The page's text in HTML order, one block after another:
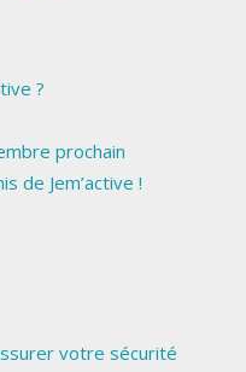
?
prochain
de Jem’active !
votre sécurité